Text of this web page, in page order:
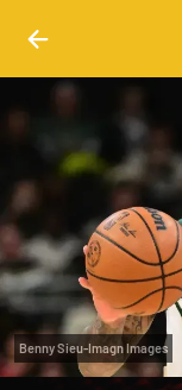
Benny Sieu-Imagn Images